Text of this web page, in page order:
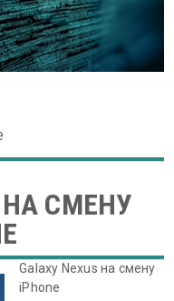
НА СМЕНУ
Galaxy Nexus на смену
iPhone